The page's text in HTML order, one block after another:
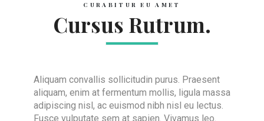
CURABITUR EU AMET
Cursus Rutrum.
Aliquam convallis sollicitudin purus. Praesent
aliquam, enim at fermentum mollis, ligula massa
adipiscing nisl, ac euismod nibh nisl eu lectus.
Fusce vulputate sem at sapien. Vivamus leo.